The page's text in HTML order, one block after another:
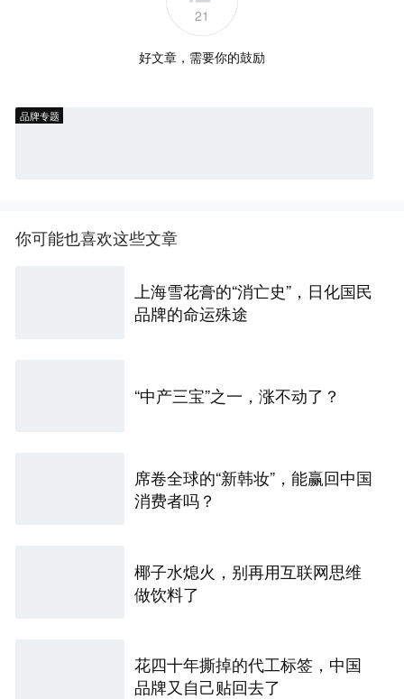
21
好文章，需要你的鼓励
品牌专题
你可能也喜欢这些文章
上海雪花膏的“消亡史”，日化国民
品牌的命运殊途
“中产三宝”之一，涨不动了？
席卷全球的“新韩妆”，能赢回中国
消费者吗？
椰子水熄火，别再用互联网思维
做饮料了
花四十年撕掉的代工标签，中国
品牌又自己贴回去了